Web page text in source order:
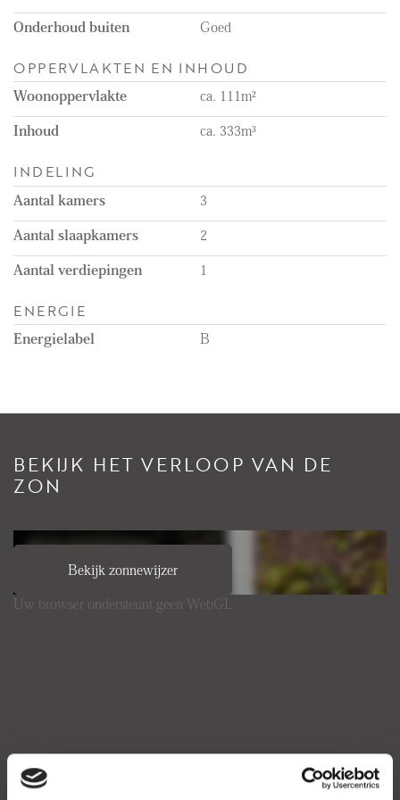
Onderhoud buiten Goed
OPPERVLAKTEN EN INHOUD
Woonoppervlakte ca. 111m²
Inhoud ca. 333m³
INDELING
Aantal kamers 3
Aantal slaapkamers 2
Aantal verdiepingen 1
ENERGIE
Energielabel B
BEKIJK HET VERLOOP VAN DE
ZON
Bekijk zonnewijzer
Uw browser ondersteunt geen WebGL